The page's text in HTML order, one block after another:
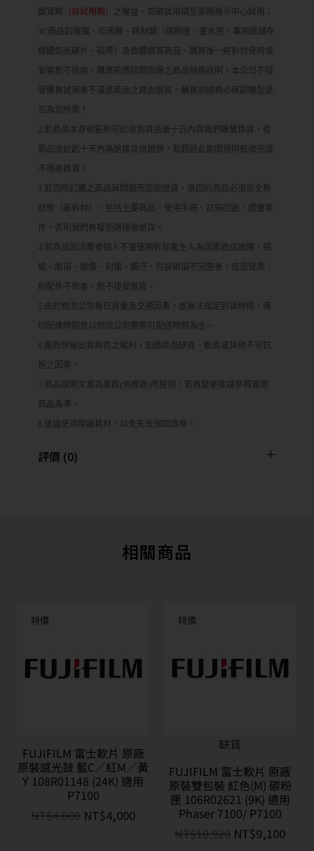
鑑賞期
（非試用期） 之權益。如欲試用請至原廠展示中心試用；
3C商品如電腦、印表機、耗材類（碳粉匣、墨水匣、專用紙儲存
媒體如光碟片、磁帶）及軟體類等商品，購買後一經拆封使用或
安裝恕不退換，購買前應詳閱原廠之商品規格說明，本公司不接
受購買試用後不滿意商品之理由退貨。購買前請務必確認機型是
否為您所需！
2.若商品本身瑕疵則可於收到貨品後十日內與我們聯繫換貨。從
商品收訖起十天內為退換貨保證期，若超過此期間視同驗收完成
不得退換貨。
3.若您所訂購之商品無問題而您欲退貨，退回的商品必須是全新
狀態（無拆封），包括主要商品、使用手冊、註冊回函、週邊零
件，否則我們有權拒絕接收退貨。
4.若商品因消費者個人不當使用拆卸產生人為因素造成故障、損
毀、磨損、擦傷、刮傷、髒汙、包裝破損不完整者，或是發票、
附配件不齊者，恕不接受退貨。
5.由於物流公司每日貨量及交通因素，故無法指定到貨時間，確
切配達時間皆以物流公司實際可配送時間為主。
6.廠商保留出貨與否之權利，如遇商品缺貨、斷貨或其他不可抗
拒之因素。
7.商品說明文案為原廠(供應商)所提供，若有變更敬請參照實際
商品為準。
8.建議使用原廠耗材，以免失去保固資格。
評價 (0)
相關商品
特價
FUJIFILM 富士軟片 原廠
原裝感光鼓 藍C／紅M／黃
Y 108R01148 (24K) 適用
P7100
NT$4,800 NT$4,000
特價
缺貨
FUJIFILM 富士軟片 原廠
原裝雙包裝 紅色(M) 碳粉
匣 106R02621 (9K) 適用
Phaser 7100/ P7100
NT$ 10,920 NT$9,100